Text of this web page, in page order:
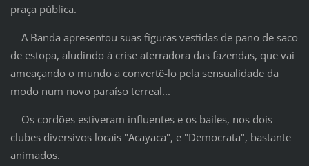
praça pública.
A Banda apresentou suas figuras vestidas de pano de saco
de estopa, aludindo á crise aterradora das fazendas, que vai
ameaçando o mundo a convertê-lo pela sensualidade da
modo num novo paraíso terreal...
Os cordões estiveram influentes e os bailes, nos dois
clubes diversivos locais "Acayaca", e "Democrata", bastante
animados.